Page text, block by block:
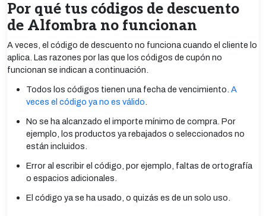
Por qué tus códigos de descuento
de Alfombra no funcionan
A veces, el código de descuento no funciona cuando el cliente lo
aplica. Las razones por las que los códigos de cupón no
funcionan se indican a continuación.
Todos los códigos tienen una fecha de vencimiento. A
veces el código ya no es válido
No se ha alcanzado el importe mínimo de compra. Por
ejemplo, los productos ya rebajados o seleccionados no
están incluidos.
Error al escribir el código, por ejemplo, faltas de ortografía
o espacios adicionales.
El código ya se ha usado, o quizás es de un solo uso.